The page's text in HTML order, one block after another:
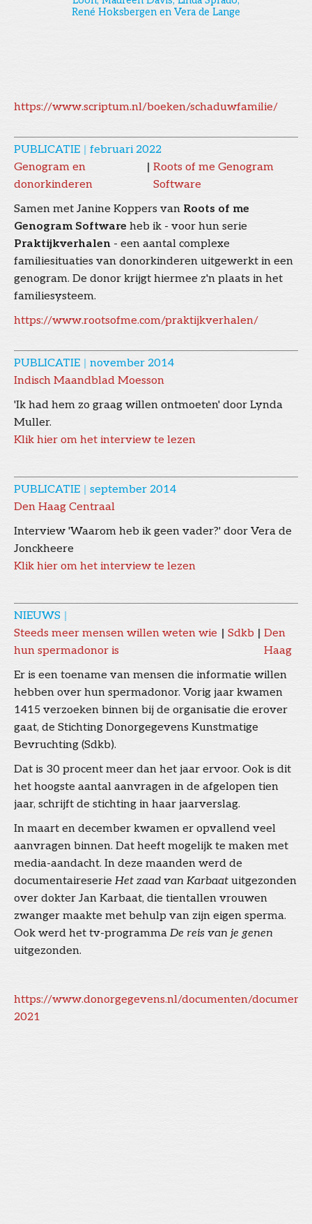
René Hoksbergen en Vera de Lange
https://www.scriptum.nl/boeken/schaduwfamilie/
PUBLICATIE | februari 2022
Genogram en
donorkinderen
| Roots of me Genogram
Software
Samen met Janine Koppers van Roots of me
Genogram Software heb ik - voor hun serie
Praktijkverhalen - een aantal complexe
familiesituaties van donorkinderen uitgewerkt in een
genogram. De donor krijgt hiermee z'n plaats in het
familiesysteem.
https://www.rootsofme.com/praktijkverhalen/
PUBLICATIE | november 2014
Indisch Maandblad Moesson
'Ik had hem zo graag willen ontmoeten' door Lynda
Muller.
Klik hier om het interview te lezen
PUBLICATIE | september 2014
Den Haag Centraal
Interview 'Waarom heb ik geen vader?' door Vera de
Jonckheere
Klik hier om het interview te lezen
NIEUWS |
Steeds meer mensen willen weten wie
hun spermadonor is
| Sdkb | Den
Haag
Er is een toename van mensen die informatie willen
hebben over hun spermadonor. Vorig jaar kwamen
1415 verzoeken binnen bij de organisatie die erover
gaat, de Stichting Donorgegevens Kunstmatige
Bevruchting (Sdkb).
Dat is 30 procent meer dan het jaar ervoor. Ook is dit
het hoogste aantal aanvragen in de afgelopen tien
jaar, schrijft de stichting in haar jaarverslag.
In maart en december kwamen er opvallend veel
aanvragen binnen. Dat heeft mogelijk te maken met
media-aandacht. In deze maanden werd de
documentaireserie Het zaad van Karbaat uitgezonden
over dokter Jan Karbaat, die tientallen vrouwen
zwanger maakte met behulp van zijn eigen sperma.
Ook werd het tv-programma De reis van je genen
uitgezonden.
https://www.donorgegevens.nl/documenten/
2021